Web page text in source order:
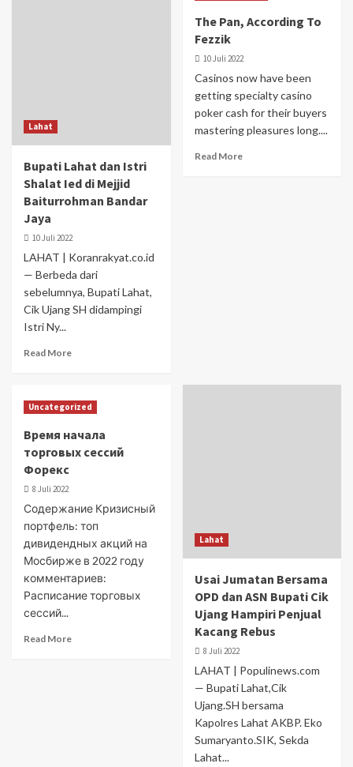
Lahat
Bupati Lahat dan Istri
Shalat Ied di Mejjid
Baiturrohman Bandar
Jaya
10 Juli 2022
LAHAT | Koranrakyat.co.id
— Berbeda dari
sebelumnya, Bupati Lahat,
Cik Ujang SH didampingi
Istri Ny...
Read More
The Pan, According To
Fezzik
10 Juli 2022
Casinos now have been
getting specialty casino
poker cash for their buyers
mastering pleasures long....
Read More
Uncategorized
Время начала
торговых сессий
Форекс
8 Juli 2022
Содержание Кризисный
портфель: топ
дивидендных акций на
Мосбирже в 2022 году
комментариев:
Расписание торговых
сессий...
Read More
Lahat
Usai Jumatan Bersama
OPD dan ASN Bupati Cik
Ujang Hampiri Penjual
Kacang Rebus
8 Juli 2022
LAHAT | Populinews.com
— Bupati Lahat,Cik
Ujang.SH bersama
Kapolres Lahat AKBP. Eko
Sumaryanto.SIK, Sekda
Lahat...